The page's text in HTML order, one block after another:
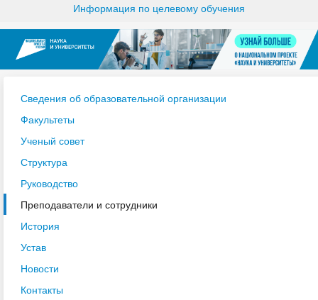
Информация по целевому обучения
Сведения об образовательной организации
Факультеты
Ученый совет
Структура
Руководство
Преподаватели и сотрудники
История
Устав
Новости
Контакты